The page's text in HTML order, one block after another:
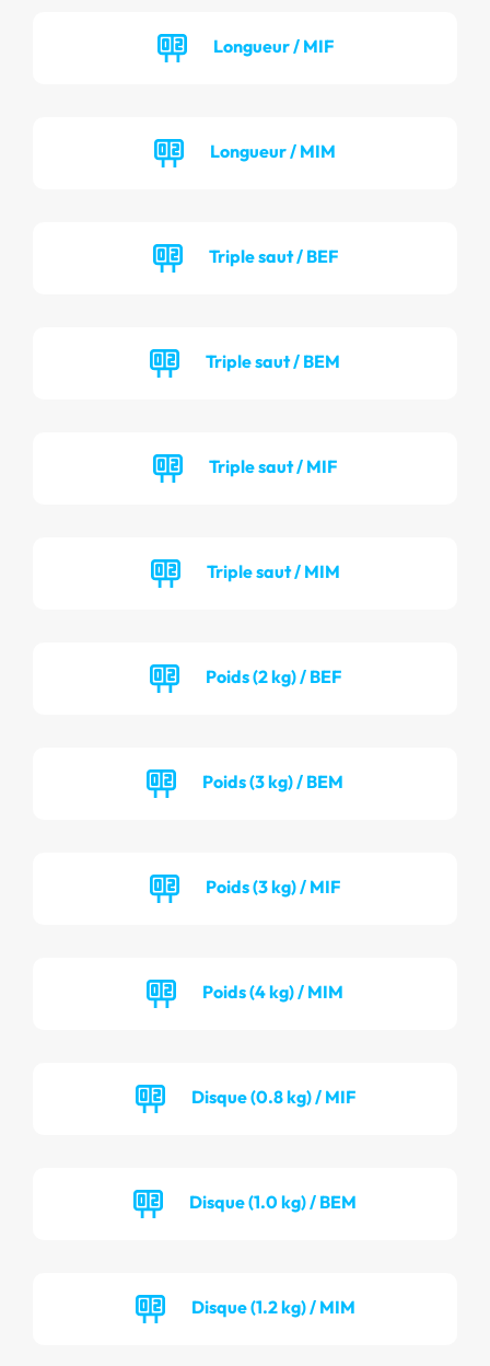
Longueur / MIF
Longueur / MIM
Triple saut / BEF
Triple saut / BEM
Triple saut / MIF
Triple saut / MIM
Poids (2 kg) / BEF
Poids (3 kg) / BEM
Poids (3 kg) / MIF
Poids (4 kg) / MIM
Disque (0.8 kg) / MIF
Disque (1.0 kg) / BEM
Disque (1.2 kg) / MIM